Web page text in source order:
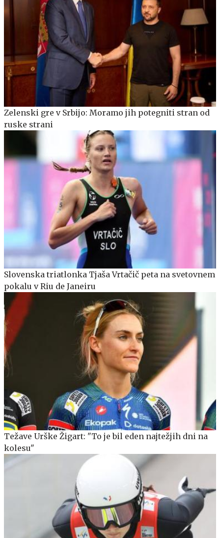
Zelenski gre v Srbijo: Moramo jih potegniti stran od
ruske strani
Slovenska triatlonka Tjaša Vrtačič peta na svetovnem
pokalu v Riu de Janeiru
Težave Urške Žigart: "To je bil eden najtežjih dni na
kolesu"